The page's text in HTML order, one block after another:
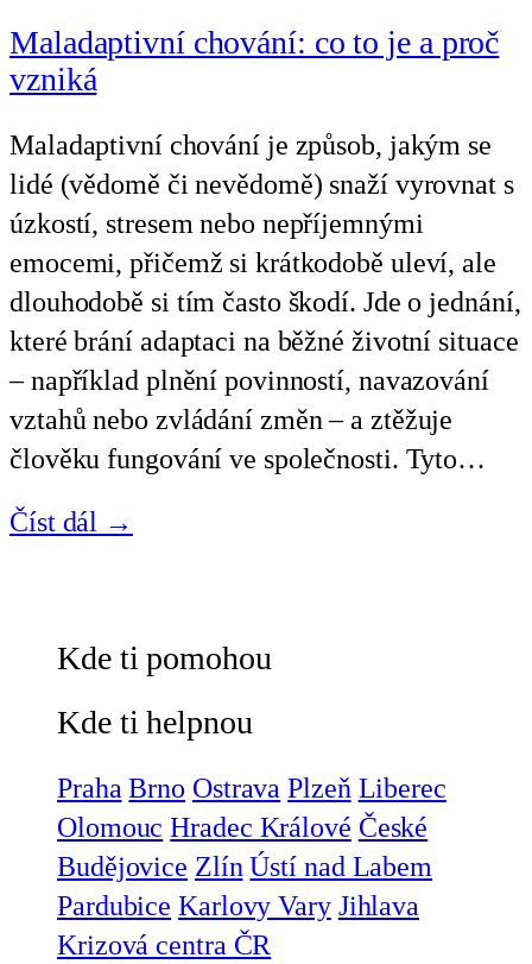
Maladaptivní chování: co to je a proč
vzniká
Maladaptivní chování je způsob, jakým se
lidé (vědomě či nevědomě) snaží vyrovnat s
úzkostí, stresem nebo nepříjemnými
emocemi, přičemž si krátkodobě uleví, ale
dlouhodobě si tím často škodí. Jde o jednání,
které brání adaptaci na běžné životní situace
– například plnění povinností, navazování
vztahů nebo zvládání změn – a ztěžuje
člověku fungování ve společnosti. Tyto…
Číst dál →
Kde ti pomohou
Kde ti helpnou
Praha Brno Ostrava Plzeň Liberec
Olomouc Hradec Králové České
Budějovice Zlín Ústí nad Labem
Pardubice Karlovy Vary Jihlava
Krizová centra ČR